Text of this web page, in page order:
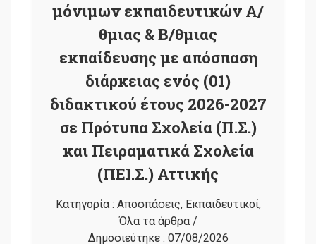
μόνιμων εκπαιδευτικών Α/
θμιας & Β/θμιας
εκπαίδευσης με απόσπαση
διάρκειας ενός (01)
διδακτικού έτους 2026-2027
σε Πρότυπα Σχολεία (Π.Σ.)
και Πειραματικά Σχολεία
(ΠΕΙ.Σ.) Αττικής
Κατηγορία : Αποσπάσεις, Εκπαιδευτικοί,
Όλα τα άρθρα/
Δημοσιεύτηκε : 07/08/2026